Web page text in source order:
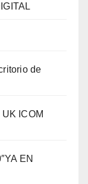
de
ICOM
EN